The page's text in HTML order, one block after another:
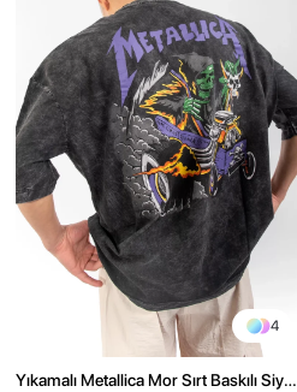
4
Yıkamalı Metallica Mor Sırt Baskılı Siyah